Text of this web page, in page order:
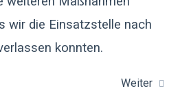
wir die Einsatzstelle nach
konnten.
Weiter